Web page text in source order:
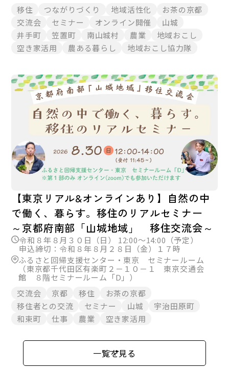
移住
つながりづくり 地域活性化
お茶の京都
交流会
セミナー オンライン開催
山城
井手町
笠置町 南山城村 農業
地域おこし
空き家活用
農ある暮らし 地域おこし協力隊
【東京リアル&オンラインあり】自然の中
で働く、暮らす。移住のリアルセミナー
～京都府南部「山城地域」 移住交流会～
令和８年８月３０日（日） 12:00～14:00（予定）
申込締切：令和８年８月２８日（金）１７時
ふるさと回帰支援センター・東京 セミナールーム
（東京都千代田区有楽町２－１０－１ 東京交通会
館 ８階セミナールーム「D」）
交流会
京都 移住
お茶の京都
移住者との交流
セミナー 山城
宇治田原町
和束町
仕事 農業 空き家活用
一覧を見る